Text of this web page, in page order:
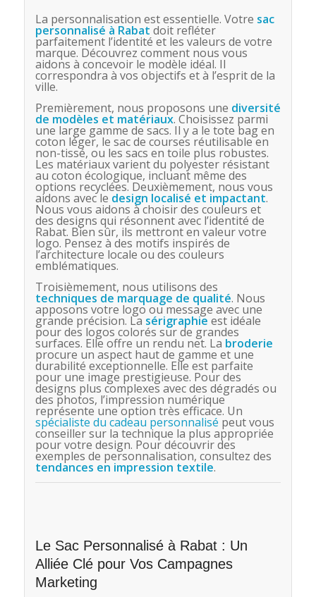
La personnalisation est essentielle. Votre sac
personnalisé à Rabat doit refléter
parfaitement l’identité et les valeurs de votre
marque. Découvrez comment nous vous
aidons à concevoir le modèle idéal. Il
correspondra à vos objectifs et à l’esprit de la
ville.
Premièrement, nous proposons une diversité
de modèles et matériaux. Choisissez parmi
une large gamme de sacs. Il y a le tote bag en
coton léger, le sac de courses réutilisable en
non-tissé, ou les sacs en toile plus robustes.
Les matériaux varient du polyester résistant
au coton écologique, incluant même des
options recyclées. Deuxièmement, nous vous
aidons avec le design localisé et impactant.
Nous vous aidons à choisir des couleurs et
des designs qui résonnent avec l’identité de
Rabat. Bien sûr, ils mettront en valeur votre
logo. Pensez à des motifs inspirés de
l’architecture locale ou des couleurs
emblématiques.
Troisièmement, nous utilisons des
techniques de marquage de qualité. Nous
apposons votre logo ou message avec une
grande précision. La sérigraphie est idéale
pour des logos colorés sur de grandes
surfaces. Elle offre un rendu net. La broderie
procure un aspect haut de gamme et une
durabilité exceptionnelle. Elle est parfaite
pour une image prestigieuse. Pour des
designs plus complexes avec des dégradés ou
des photos, l’impression numérique
représente une option très efficace. Un
spécialiste du cadeau personnalisé peut vous
conseiller sur la technique la plus appropriée
pour votre design. Pour découvrir des
exemples de personnalisation, consultez des
tendances en impression textile.
Le Sac Personnalisé à Rabat : Un
Alliée Clé pour Vos Campagnes
Marketing